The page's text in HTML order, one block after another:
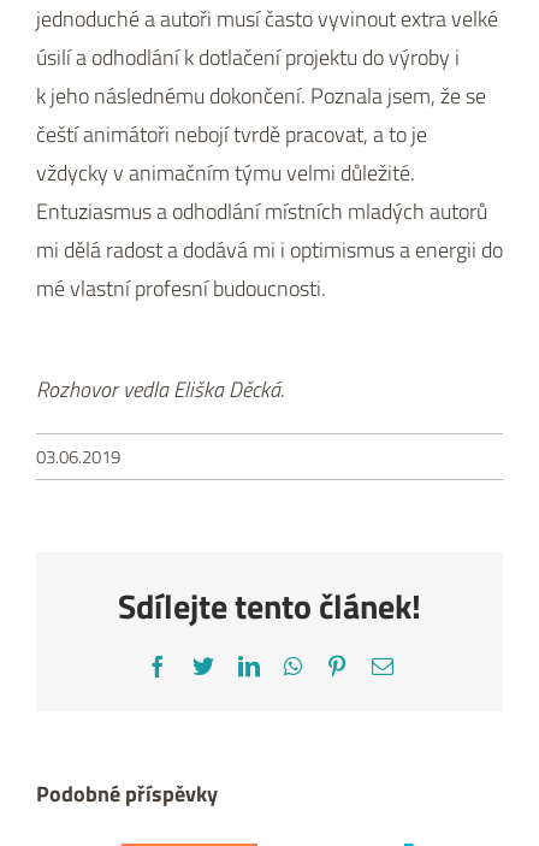
jednoduché a autoři musí často vyvinout extra velké
úsilí a odhodlání k dotlačení projektu do výroby i
k jeho následnému dokončení. Poznala jsem, že se
čeští animátoři nebojí tvrdě pracovat, a to je
vždycky v animačním týmu velmi důležité.
Entuziasmus a odhodlání místních mladých autorů
mi dělá radost a dodává mi i optimismus a energii do
mé vlastní profesní budoucnosti.
Rozhovor vedla Eliška Děcká.
03.06.2019
Sdílejte tento článek!
Facebook
TwitterLinkedInWhatsApp
Pinterest
E-
Podobné příspěvky